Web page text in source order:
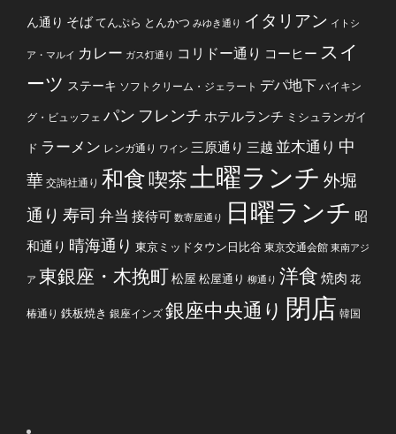
ん通り そばてんぷら とんかつ みゆき通り イタリアン イトシ
ア・マルイ カレー ガス灯通り コリドー通り コーヒー スイ
ーツ ステーキ ソフトクリーム・ジェラート デパ地下 バイキン
グ・ビュッフェ パン フレンチ ホテルランチ ミシュランガイ
ド ラーメン レンガ通り ワイン 三原通り 三越 並木通り 中
華 交詢社通り 和食喫茶 土曜ランチ 外堀
通り 寿司 弁当 接待可 数寄屋通り 日曜ランチ 昭
和通り 晴海通り 東京ミッドタウン日比谷 東京交通会館 東南アジ
ア 東銀座・木挽町松屋 松屋通り 柳通り 洋食 焼肉 花
椿通り 鉄板焼き 銀座インズ 銀座中央通り 閉店 韓国